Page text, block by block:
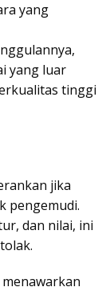
yang
yang luar
tinggi
jika
pengemudi.
dan nilai, ini